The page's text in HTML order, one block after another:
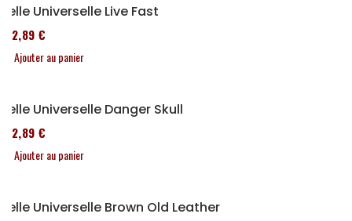
Selle Universelle Live Fast
152,89 €
Ajouter au panier
Selle Universelle Danger Skull
152,89 €
Ajouter au panier
Selle Universelle Brown Old Leather